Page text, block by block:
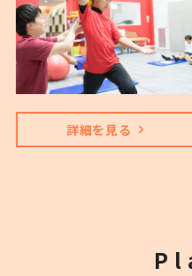
詳細を見る